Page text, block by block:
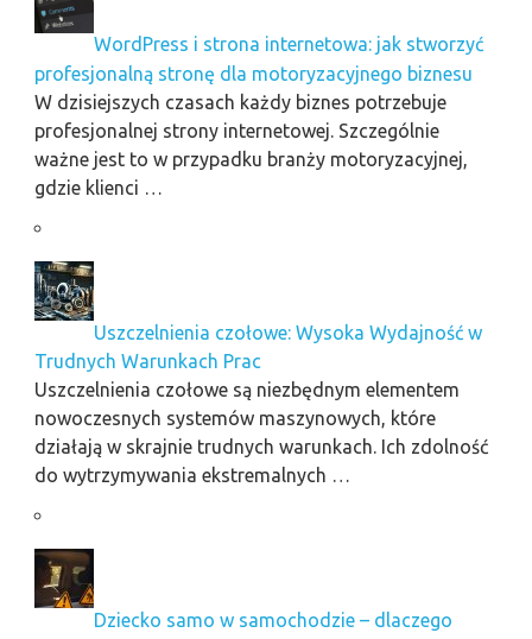
WordPress i strona internetowa: jak stworzyć
profesjonalną stronę dla motoryzacyjnego biznesu
W dzisiejszych czasach każdy biznes potrzebuje
profesjonalnej strony internetowej. Szczególnie
ważne jest to w przypadku branży motoryzacyjnej,
gdzie klienci …
Uszczelnienia czołowe: Wysoka Wydajność w
Trudnych Warunkach Prac
Uszczelnienia czołowe są niezbędnym elementem
nowoczesnych systemów maszynowych, które
działają w skrajnie trudnych warunkach. Ich zdolność
do wytrzymywania ekstremalnych …
Dziecko samo w samochodzie – dlaczego